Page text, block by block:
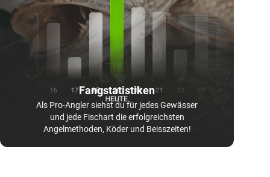
Fangstatistiken
Als Pro-Angler siehst du für jedes Gewässer
und jede Fischart die erfolgreichsten
Angelmethoden, Köder und Beisszeiten!